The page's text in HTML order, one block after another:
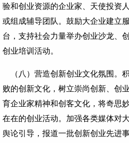
验和创业资源的企业家、天使投资
或组成辅导团队。鼓励大企业建立
台，支持社会力量举办创业沙龙、
创业培训活动。
（八）营造创新创业文化氛围。
败的创新文化，树立崇尚创新、创
育企业家精神和创客文化，将奇思
在在的创业活动。加强各类媒体对
舆论引导，报道一批创新创业先进